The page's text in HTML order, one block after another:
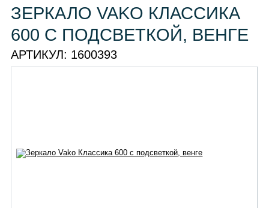
ЗЕРКАЛО VAKO КЛАССИКА
600 С ПОДСВЕТКОЙ, ВЕНГЕ
АРТИКУЛ: 1600393